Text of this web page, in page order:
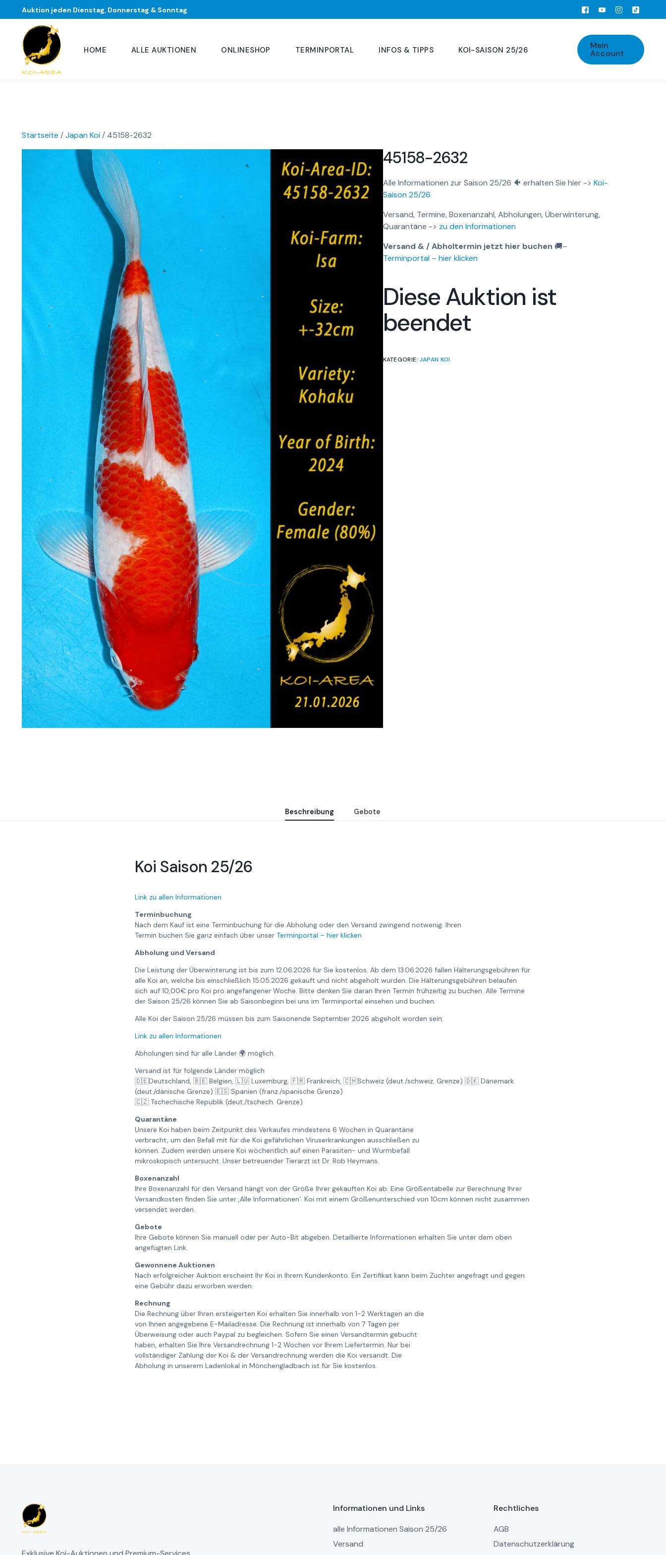
Auktion jeden Dienstag, Donnerstag & Sonntag
HOME ALLE AUKTIONEN ONLINESHOP TERMINPORTAL INFOS & TIPPS KOI-SAISON 25/26 Mein
Account
Startseite /Japan Koi/ 45158-2632
45158-2632
Alle Informationen zur Saison 25/26 🐠 erhalten Sie hier -> Koi-
Saison 25/26
Versand, Termine, Boxenanzahl, Abholungen, Überwinterung,
Quarantäne -> zu den Informationen
Versand & / Abholtermin jetzt hier buchen 🚚–
Terminportal – hier klicken
Diese Auktion ist
beendet
KATEGORIE: JAPAN KOI
Beschreibung Gebote
Koi Saison 25/26
Link zu allen Informationen
Terminbuchung
Nach dem Kauf ist eine Terminbuchung für die Abholung oder den Versand zwingend notwenig. Ihren
Termin buchen Sie ganz einfach über unser Terminportal – hier klicken
Abholung und Versand
Die Leistung der Überwinterung ist bis zum 12.06.2026 für Sie kostenlos. Ab dem 13.06.2026 fallen Hälterungsgebühren für
alle Koi an, welche bis einschließlich 15.05.2026 gekauft und nicht abgeholt wurden. Die Hälterungsgebühren belaufen
sich auf 10,00€ pro Koi pro angefangener Woche. Bitte denken Sie daran Ihren Termin frühzeitig zu buchen. Alle Termine
der Saison 25/26 können Sie ab Saisonbeginn bei uns im Terminportal einsehen und buchen.
Alle Koi der Saison 25/26 müssen bis zum Saisonende September 2026 abgeholt worden sein.
Link zu allen Informationen
Abholungen sind für alle Länder 🌍 möglich.
Versand ist für folgende Länder möglich
🇩🇪Deutschland, 🇧🇪 Belgien, 🇱🇺 Luxemburg, 🇫🇷 Frankreich, 🇨🇭Schweiz (deut./schweiz. Grenze) 🇩🇰 Dänemark
(deut./dänische Grenze) 🇪🇸 Spanien (franz./spanische Grenze)
🇨🇿 Tschechische Republik (deut./tschech. Grenze)
Quarantäne
Unsere Koi haben beim Zeitpunkt des Verkaufes mindestens 6 Wochen in Quarantäne
verbracht, um den Befall mit für die Koi gefährlichen Viruserkrankungen ausschließen zu
können. Zudem werden unsere Koi wöchentlich auf einen Parasiten- und Wurmbefall
mikroskopisch untersucht. Unser betreuender Tierarzt ist Dr. Rob Heymans.
Boxenanzahl
Ihre Boxenanzahl für den Versand hängt von der Größe Ihrer gekauften Koi ab. Eine Größentabelle zur Berechnung Ihrer
Versandkosten finden Sie unter ‚Alle Informationen‘. Koi mit einem Größenunterschied von 10cm können nicht zusammen
versendet werden.
Gebote
Ihre Gebote können Sie manuell oder per Auto-Bit abgeben. Detaillierte Informationen erhalten Sie unter dem oben
angefügten Link.
Gewonnene Auktionen
Nach erfolgreicher Auktion erscheint Ihr Koi in Ihrem Kundenkonto. Ein Zertifikat kann beim Züchter angefragt und gegen
eine Gebühr dazu erworben werden.
Rechnung
Die Rechnung über Ihren ersteigerten Koi erhalten Sie innerhalb von 1-2 Werktagen an die
von Ihnen angegebene E-Mailadresse. Die Rechnung ist innerhalb von 7 Tagen per
Überweisung oder auch Paypal zu begleichen. Sofern Sie einen Versandtermin gebucht
haben, erhalten Sie Ihre Versandrechnung 1-2 Wochen vor Ihrem Liefertermin. Nur bei
vollständiger Zahlung der Koi & der Versandrechnung werden die Koi versandt. Die
Abholung in unserem Ladenlokal in Mönchengladbach ist für Sie kostenlos.
Informationen und Links
alle Informationen Saison 25/26
Versand
Rechtliches
AGB
Datenschutzerklärung